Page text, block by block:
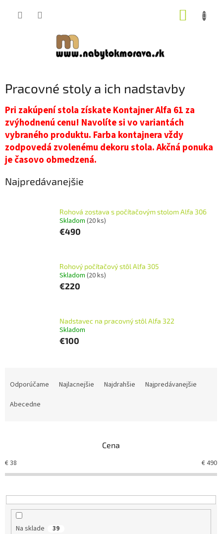
Pracovné stoly a ich nadstavby
Pri zakúpení stola získate Kontajner Alfa 61 za
zvýhodnenú cenu! Navolíte si vo variantách
vybraného produktu. Farba kontajnera vždy
zodpovedá zvolenému dekoru stola. Akčná ponuka
je časovo obmedzená.
Najpredávanejšie
Rohová zostava s počítačovým stolom Alfa 306
Skladom (20 ks)
€490
Rohový počítačový stôl Alfa 305
Skladom (20 ks)
€220
Nadstavec na pracovný stôl Alfa 322
Skladom
€100
r
o
u
k
Odporúčame Najlacnejšie Najdrahšie
Najpredávanejšie
Abecedne
Cena
€38 €490
Na sklade 39